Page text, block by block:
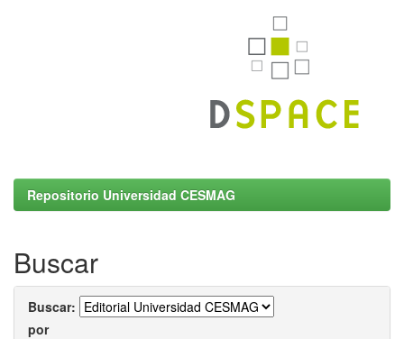
Repositorio Universidad CESMAG
Buscar
Buscar:
por